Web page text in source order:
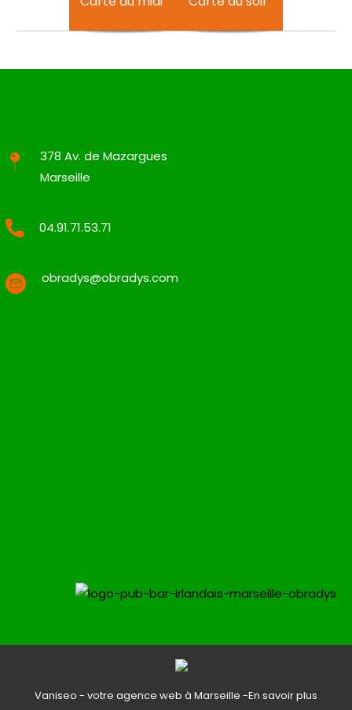
378 Av. de Mazargues
Marseille
04.91.71.53.71
obradys@obradys.com
Vaniseo - votre agence web à Marseille -En savoir plus